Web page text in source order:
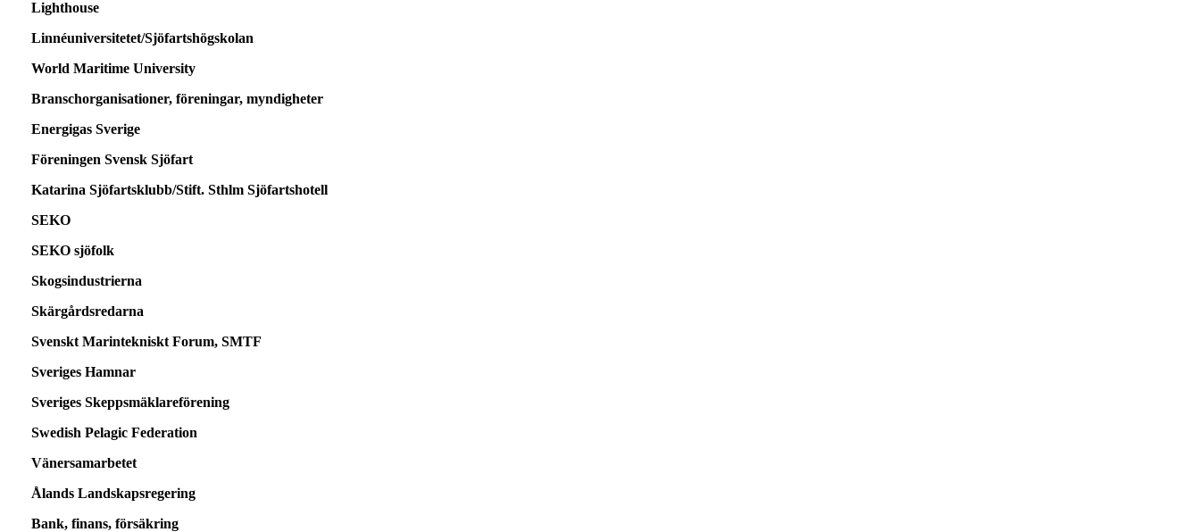
Lighthouse
Linnéuniversitetet/Sjöfartshögskolan
World Maritime University
Branschorganisationer, föreningar, myndigheter
Energigas Sverige
Föreningen Svensk Sjöfart
Katarina Sjöfartsklubb/Stift. Sthlm Sjöfartshotell
SEKO
SEKO sjöfolk
Skogsindustrierna
Skärgårdsredarna
Svenskt Marintekniskt Forum, SMTF
Sveriges Hamnar
Sveriges Skeppsmäklareförening
Swedish Pelagic Federation
Vänersamarbetet
Ålands Landskapsregering
Bank, finans, försäkring